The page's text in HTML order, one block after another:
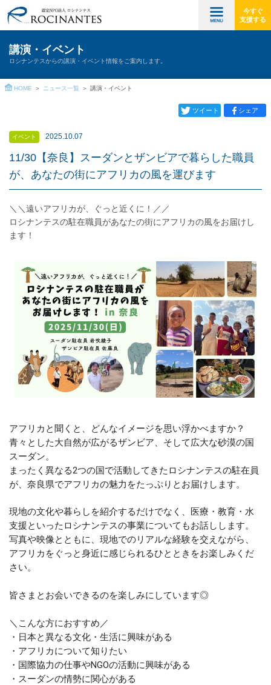
今すぐ
支援する
講演・イベント
ロシナンテスからの講演・イベント情報をご案内します。
HOME ニュース一覧 講演・イベント
ツイート シェア
イベント 2025.10.07
11/30【奈良】スーダンとザンビアで暮らした職員
が、あなたの街にアフリカの風を運びます
＼＼遠いアフリカが、ぐっと近くに！／／
ロシナンテスの駐在職員があなたの街にアフリカの風をお届けし
ます！
アフリカと聞くと、どんなイメージを思い浮かべますか？
青々とした大自然が広がるザンビア、そして広大な砂漠の国
スーダン。
まったく異なる2つの国で活動してきたロシナンテスの駐在員
が、奈良県でアフリカの魅力をたっぷりとお届けします。
現地の文化や暮らしを紹介するだけでなく、医療・教育・水
支援といったロシナンテスの事業についてもお話しします。
写真や映像とともに、現地でのリアルな経験を交えながら、
アフリカをぐっと身近に感じられるひとときをお楽しみくだ
さい。
皆さまとお会いできるのを楽しみにしています◎
＼こんな方におすすめ／
・日本と異なる文化・生活に興味がある
・アフリカについて知りたい
・国際協力の仕事やNGOの活動に興味がある
・スーダンの情勢に関心がある